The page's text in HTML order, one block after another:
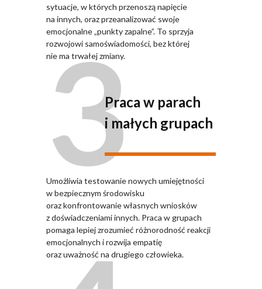
sytuacje, w których przenoszą napięcie
na innych, oraz przeanalizować swoje
emocjonalne „punkty zapalne”. To sprzyja
rozwojowi samoświadomości, bez której
nie ma trwałej zmiany.
3Praca w parach
i małych grupach
Umożliwia testowanie nowych umiejętności
w bezpiecznym środowisku
oraz konfrontowanie własnych wniosków
z doświadczeniami innych. Praca w grupach
pomaga lepiej zrozumieć różnorodność reakcji
emocjonalnych i rozwija empatię
oraz uważność na drugiego człowieka.